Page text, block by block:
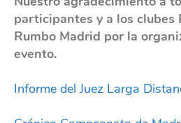
participantes y a los clubes
Rumbo Madrid por la
evento.
Informe del Juez Larga